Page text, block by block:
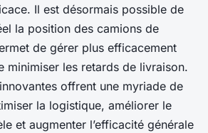
Il est désormais possible de
la position des camions de
de gérer plus efficacement
minimiser les retards de livraison.
offrent une myriade de
la logistique, améliorer le
et augmenter l’efficacité générale